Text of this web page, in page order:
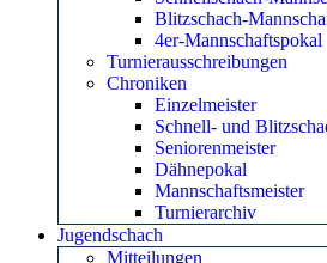
Schnellschach-
Blitzschach-
4er-Mannschaftspokal
Turnierausschreibungen
Chroniken
Einzelmeister
Schnell- und
Seniorenmeister
Dähnepokal
Mannschaftsmeister
Turnierarchiv
Jugendschach